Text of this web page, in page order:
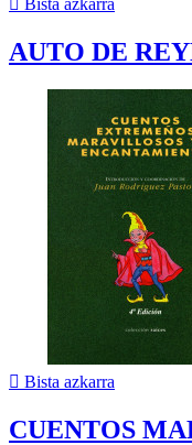
 Bista azkarra
AUTO DE
 Bista azkarra
CUENTOS